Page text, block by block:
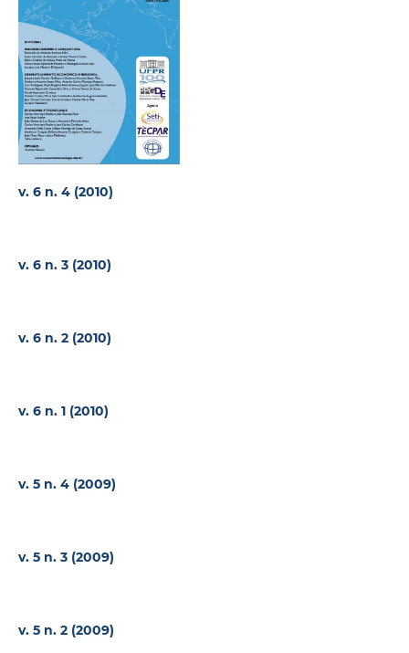
v. 6 n. 4 (2010)
v. 6 n. 3 (2010)
v. 6 n. 2 (2010)
v. 6 n. 1 (2010)
v. 5 n. 4 (2009)
v. 5 n. 3 (2009)
v. 5 n. 2 (2009)